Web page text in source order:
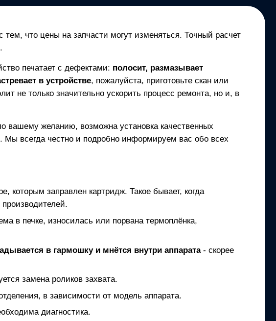
что цены на запчасти могут изменяться. Точный расчет
печатает с дефектами: полосит, размазывает
в устройстве, пожалуйста, приготовьте скан или
не только значительно ускорить процесс ремонта, но и, в
вашему желанию, возможна установка качественных
Мы всегда честно и подробно информируем вас обо всех
которым заправлен картридж. Такое бывает, когда
в печке, износилась или порвана термоплёнка,
в гармошку и мнётся внутри аппарата - скорее
замена роликов захвата.
в зависимости от модель аппарата.
диагностика.